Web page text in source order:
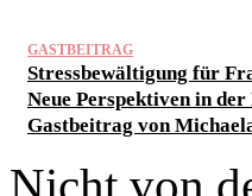
GASTBEITRAG
Stressbewältigung für
Neue Perspektiven in
Gastbeitrag von